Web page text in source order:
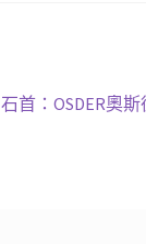
下
石首：OSDER奧